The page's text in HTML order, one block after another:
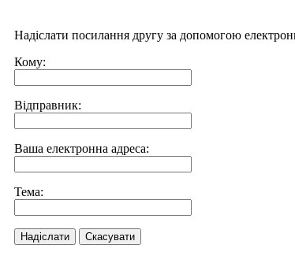
Надіслати посилання другу за допомогою
Кому:
Відправник:
Ваша електронна адреса:
Тема:
Надіслати Скасувати